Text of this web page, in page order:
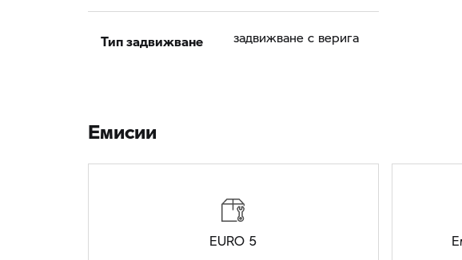
Тип задвижване задвижване с верига
Eмисии
EURO 5